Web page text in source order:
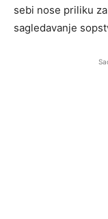
sebi nose priliku
sagledavanje